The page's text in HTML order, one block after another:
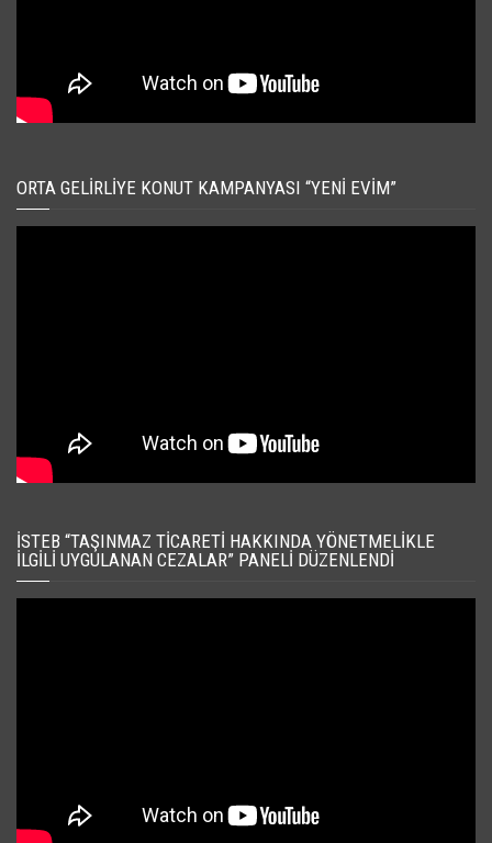
ORTA GELIRLIYE KONUT KAMPANYASI “YENI EVIM”
İSTEB “TAŞINMAZ TICARETI HAKKINDA YÖNETMELIKLE
İLGILI UYGULANAN CEZALAR” PANELI DÜZENLENDI